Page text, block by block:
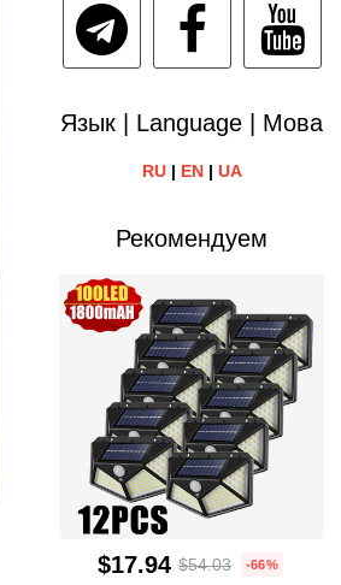
Язык | Language | Мова
RU| EN| UA
Рекомендуем
$17.94 $54.03 -66%